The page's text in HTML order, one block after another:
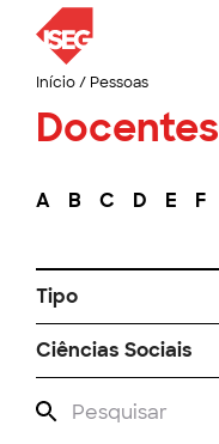
Início/ Pessoas
Docentes
A B C D E F
Tipo
Ciências Sociais